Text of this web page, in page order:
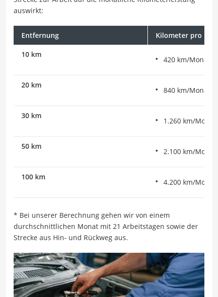
auswirkt:
Entfernung Kilometer pro
10 km
420 km/Monat
20 km
840 km/Monat
30 km
1.260 km/Monat
50 km
2.100 km/Monat
100 km
4.200 km/Monat
* Bei unserer Berechnung gehen wir von einem
durchschnittlichen Monat mit 21 Arbeitstagen sowie der
Strecke aus Hin- und Rückweg aus.